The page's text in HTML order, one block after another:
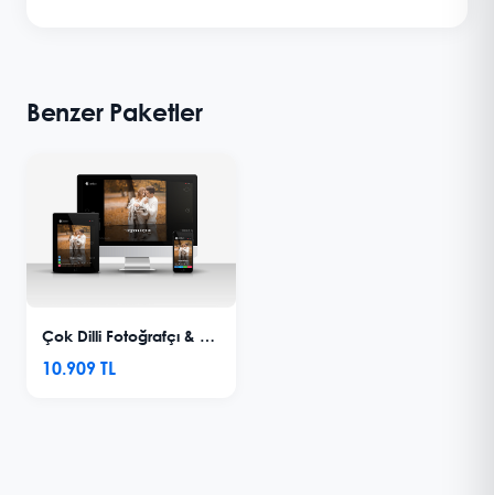
Benzer Paketler
Çok Dilli Fotoğrafçı & Portföy Sitesi V3
10.909 TL